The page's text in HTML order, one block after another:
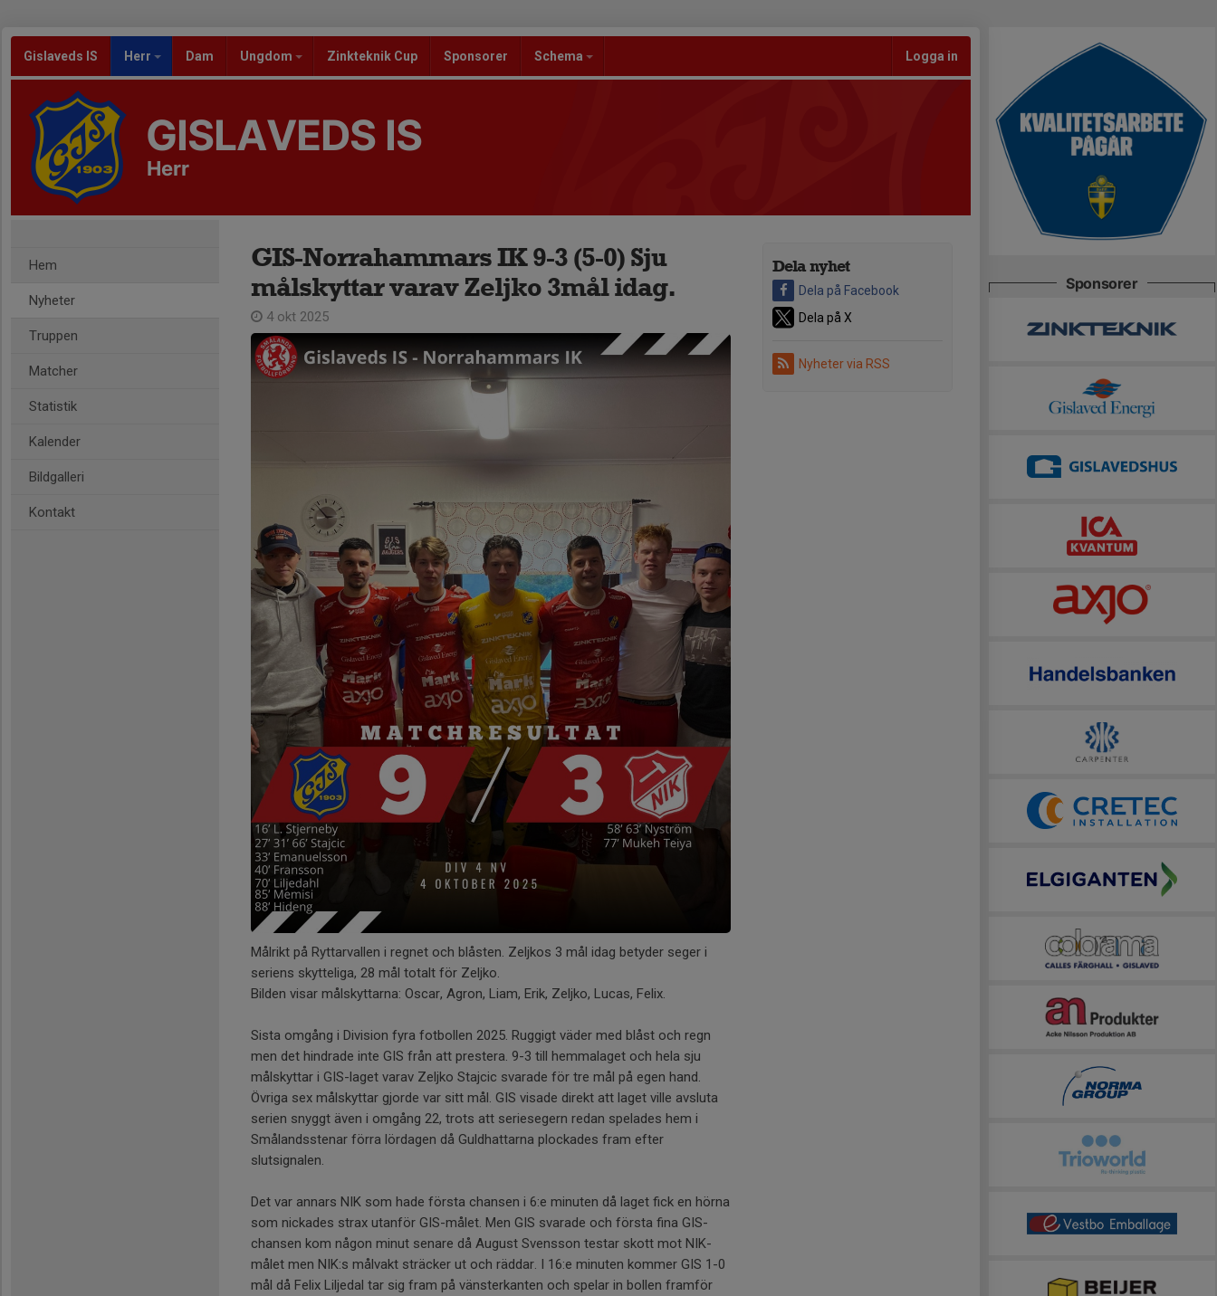
Gislaveds IS Herr Dam Ungdom Zinkteknik Cup Sponsorer Schema Logga in
GISLAVEDS IS
Herr
Hem
Nyheter
Truppen
Matcher
Statistik
Kalender
Bildgalleri
Kontakt
Dela nyhet
Dela på Facebook
Dela på X
Nyheter via RSS
GIS-Norrahammars IK 9-3 (5-0) Sju
målskyttar varav Zeljko 3mål idag.
4 okt 2025
Målrikt på Ryttarvallen i regnet och blåsten. Zeljkos 3 mål idag betyder seger i
seriens skytteliga, 28 mål totalt för Zeljko.
Bilden visar målskyttarna: Oscar, Agron, Liam, Erik, Zeljko, Lucas, Felix.
Sista omgång i Division fyra fotbollen 2025. Ruggigt väder med blåst och regn
men det hindrade inte GIS från att prestera. 9-3 till hemmalaget och hela sju
målskyttar i GIS-laget varav Zeljko Stajcic svarade för tre mål på egen hand.
Övriga sex målskyttar gjorde var sitt mål. GIS visade direkt att laget ville avsluta
serien snyggt även i omgång 22, trots att seriesegern redan spelades hem i
Smålandsstenar förra lördagen då Guldhattarna plockades fram efter
slutsignalen.
Det var annars NIK som hade första chansen i 6:e minuten då laget fick en hörna
som nickades strax utanför GIS-målet. Men GIS svarade och första fina GIS-
chansen kom någon minut senare då August Svensson testar skott mot NIK-
målet men NIK:s målvakt sträcker ut och räddar. I 16:e minuten kommer GIS 1-0
mål då Felix Liljedal tar sig fram på vänsterkanten och spelar in bollen framför
Sponsorer